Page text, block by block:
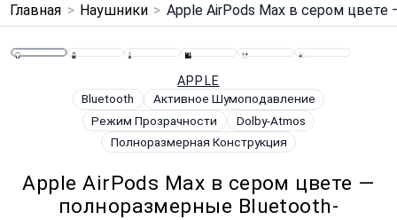
Menu ×
Price Drops
Главная > Наушники >
APPLE
Bluetooth
Активное Шумоподавление
Режим Прозрачности
Dolby-Atmos
Полноразмерная Конструкция
Apple AirPods Max в сером цвете —
полноразмерные Bluetooth-